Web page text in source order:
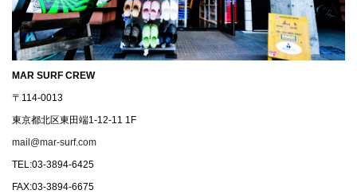
MAR SURF CREW
〒114-0013
東京都北区東田端1-12-11 1F
mail@mar-surf.com
TEL:03-3894-6425
FAX:03-3894-6675